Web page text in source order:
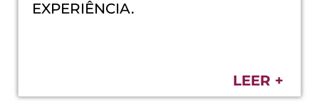
EXPERIÊNCIA.
LEER +